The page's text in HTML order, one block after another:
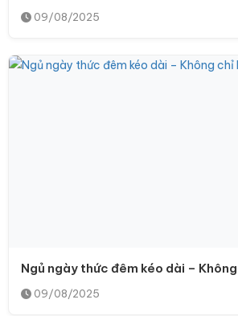
09/08/2025
Ngủ ngày thức đêm kéo dài –
09/08/2025